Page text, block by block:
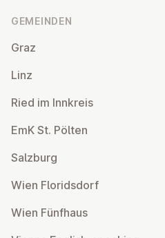
GEMEINDEN
Graz
Linz
Ried im Innkreis
EmK St. Pölten
Salzburg
Wien Flo­rids­dorf
Wien Fünfhaus